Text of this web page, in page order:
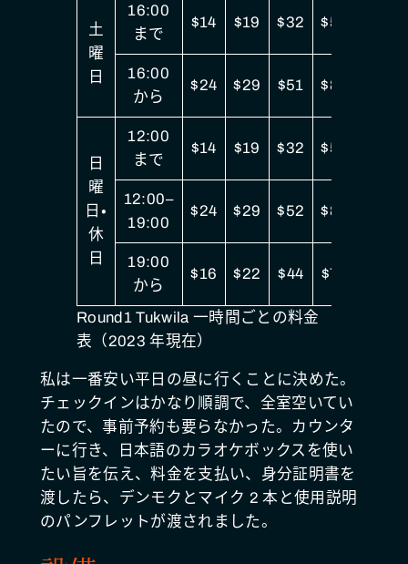
土
曜
日
16:00
まで
$14 $19 $32 $53
16:00
から
$24 $29 $51 $82
日
曜
日・
休
日
12:00
まで
$14 $19 $32 $53
12:00–
19:00
$24 $29 $52 $82
19:00
から
$16 $22 $44 $72
Round1 Tukwila 一時間ごとの料金
表（2023 年現在）
私は一番安い平日の昼に行くことに決めた。
チェックインはかなり順調で、全室空いてい
たので、事前予約も要らなかった。カウンタ
ーに行き、日本語のカラオケボックスを使い
たい旨を伝え、料金を支払い、身分証明書を
渡したら、デンモクとマイク 2 本と使用説明
のパンフレットが渡されました。